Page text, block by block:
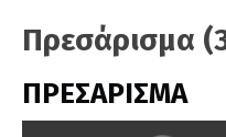
Πρεσάρισμα
ΠΡΕΣΑΡΙΣΜΑ